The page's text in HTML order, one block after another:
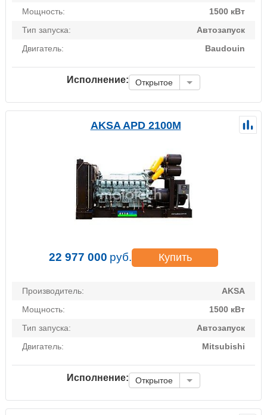
Мощность:
1500 кВт
Тип запуска:
Автозапуск
Двигатель:
Baudouin
Исполнение: Открытое
AKSA APD 2100M
22 977 000 руб. Купить
Производитель:
AKSA
Мощность:
1500 кВт
Тип запуска:
Автозапуск
Двигатель:
Mitsubishi
Исполнение: Открытое